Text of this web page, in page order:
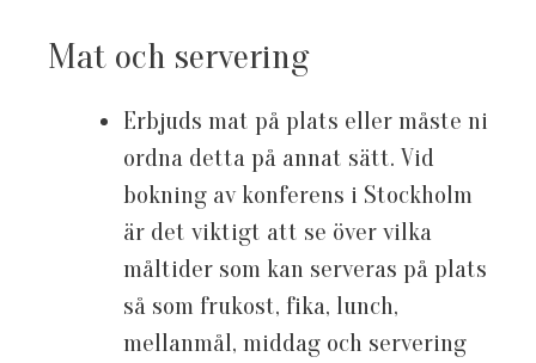
Mat och servering
Erbjuds mat på plats eller måste ni
ordna detta på annat sätt. Vid
bokning av konferens i Stockholm
är det viktigt att se över vilka
måltider som kan serveras på plats
så som frukost, fika, lunch,
mellanmål, middag och servering